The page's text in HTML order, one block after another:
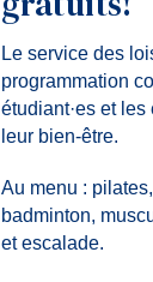
Le service des
programmation
étudiant·es et
leur bien-être.
Au menu :
badminton,
et escalade.